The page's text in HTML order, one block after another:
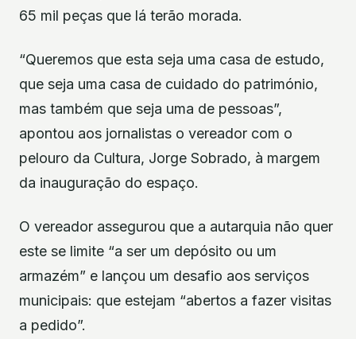
65 mil peças que lá terão morada.
“Queremos que esta seja uma casa de estudo,
que seja uma casa de cuidado do património,
mas também que seja uma de pessoas”,
apontou aos jornalistas o vereador com o
pelouro da Cultura, Jorge Sobrado, à margem
da inauguração do espaço.
O vereador assegurou que a autarquia não quer
este se limite “a ser um depósito ou um
armazém” e lançou um desafio aos serviços
municipais: que estejam “abertos a fazer visitas
a pedido”.